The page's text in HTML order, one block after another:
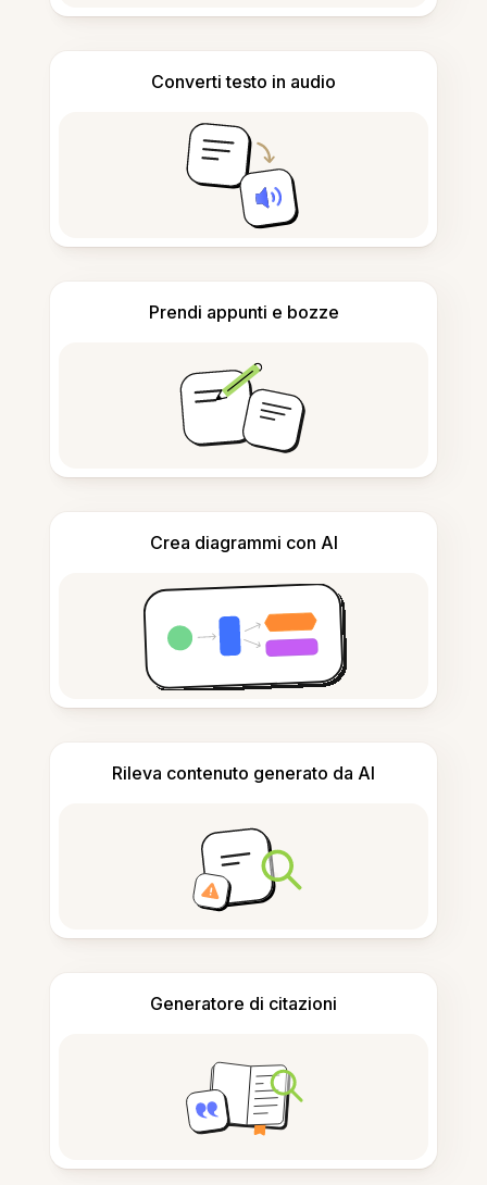
Converti testo in audio
Prendi appunti e bozze
Crea diagrammi con AI
Rileva contenuto generato da AI
Generatore di citazioni